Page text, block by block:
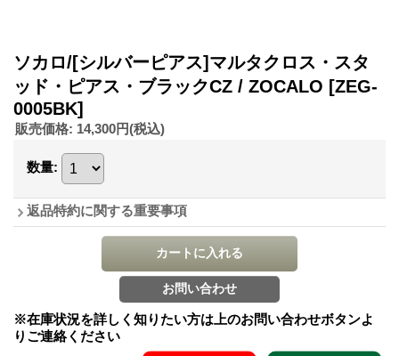
ソカロ/[シルバーピアス]マルタクロス・スタ
ッド・ピアス・ブラックCZ / ZOCALO [ZEG-
0005BK]
販売価格: 14,300円(税込)
数量:
返品特約に関する重要事項
※在庫状況を詳しく知りたい方は上のお問い合わせボタンよ
りご連絡ください